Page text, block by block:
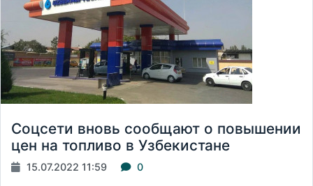
Соцсети вновь сообщают о повышении
цен на топливо в Узбекистане
15.07.2022 11:59 0